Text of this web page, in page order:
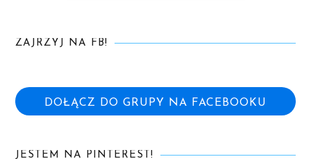
ZAJRZYJ NA FB!
DOŁĄCZ DO GRUPY NA FACEBOOKU
JESTEM NA PINTEREST!